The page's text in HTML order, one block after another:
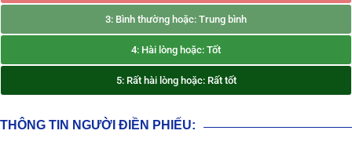
3: Bình thường hoặc: Trung bình
4: Hài lòng hoặc: Tốt
5: Rất hài lòng hoặc: Rất tốt
THÔNG TIN NGƯỜI ĐIỀN PHIẾU: